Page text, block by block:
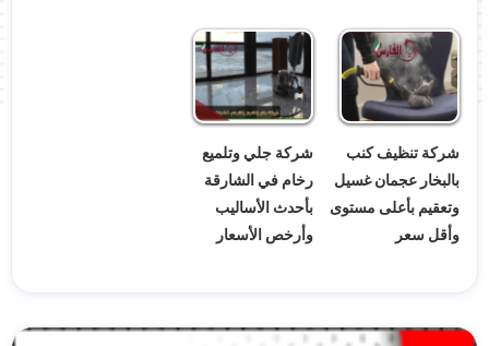
شركة تنظيف كنب
بالبخار عجمان غسيل
وتعقيم بأعلى مستوى
وأقل سعر
شركة جلي وتلميع
رخام في الشارقة
بأحدث الأساليب
وأرخص الأسعار